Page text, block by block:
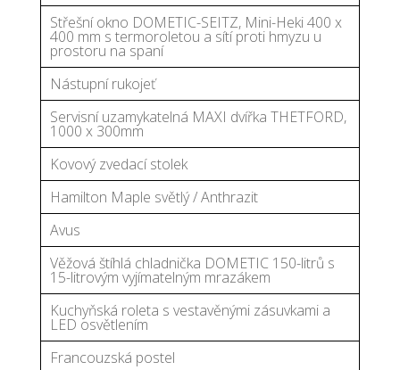
Střešní okno DOMETIC-SEITZ, Mini-Heki 400 x
400 mm s termoroletou a sítí proti hmyzu u
prostoru na spaní
Nástupní rukojeť
Servisní uzamykatelná MAXI dvířka THETFORD,
1000 x 300mm
Kovový zvedací stolek
Hamilton Maple světlý / Anthrazit
Avus
Věžová štíhlá chladnička DOMETIC 150-litrů s
15-litrovým vyjímatelným mrazákem
Kuchyňská roleta s vestavěnými zásuvkami a
LED osvětlením
Francouzská postel